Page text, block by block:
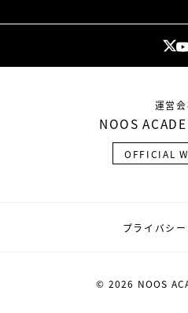
運営
NOOS
OFFICIAL
© 2026 NOOS
プライバシ